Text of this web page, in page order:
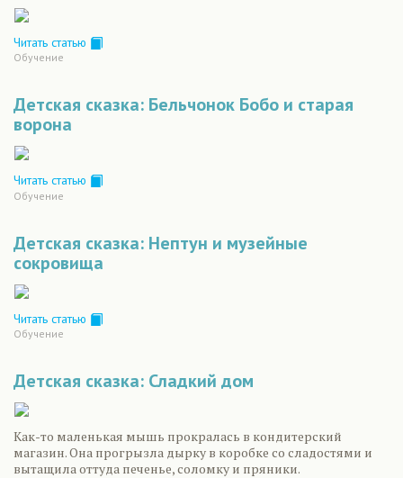
Читать статью
Обучение
Детская сказка: Бельчонок Бобо и старая
ворона
Читать статью
Обучение
Детская сказка: Нептун и музейные
сокровища
Читать статью
Обучение
Детская сказка: Сладкий дом
Как-то маленькая мышь прокралась в кондитерский
магазин. Она прогрызла дырку в коробке со сладостями и
вытащила оттуда печенье, соломку и пряники.